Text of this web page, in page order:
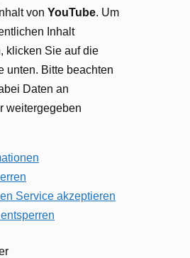
von YouTube. Um
Inhalt
klicken Sie auf die
unten. Bitte beachten
Daten an
weitergegeben
Service akzeptieren